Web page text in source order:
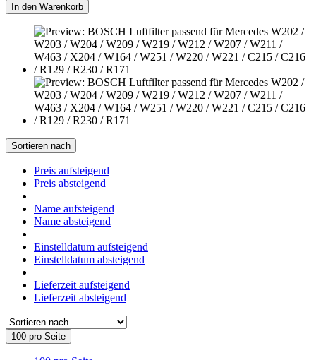
In den Warenkorb
Sortieren nach
Preis aufsteigend
Preis absteigend
Name aufsteigend
Name absteigend
Einstelldatum aufsteigend
Einstelldatum absteigend
Lieferzeit aufsteigend
Lieferzeit absteigend
100 pro Seite